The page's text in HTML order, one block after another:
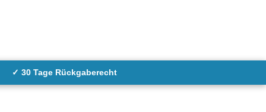
✓ 30 Tage Rückgaberecht